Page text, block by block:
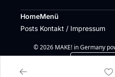
Home
Posts
Menü
Kontakt / Impressum
© 2026 MAKE! in Germany